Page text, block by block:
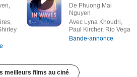
De Phuong Mai
Nguyen
Avec Lyna Khoudri,
Paul Kircher, Rio Vega
Bande-annonce
meilleurs films au ciné